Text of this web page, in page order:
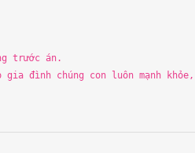
trước án.
gia đình chúng con luôn mạnh khỏe,